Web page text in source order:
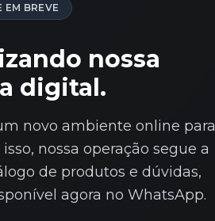
EM BREVE
nossa
digital.
novo ambiente online para
nossa operação segue a
de produtos e dúvidas,
agora no WhatsApp.